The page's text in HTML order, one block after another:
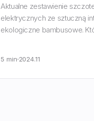
Aktualne zestawienie
elektrycznych ze sztuczną
ekologiczne bambusowe.
5 min 2024.11